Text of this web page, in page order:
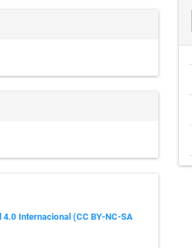
Internacional (CC BY-NC-SA